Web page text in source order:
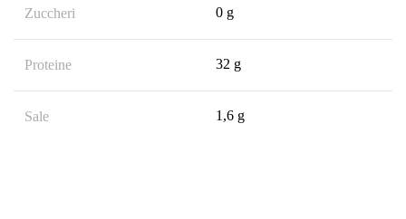
Zuccheri 0 g
Proteine 32 g
Sale 1,6 g